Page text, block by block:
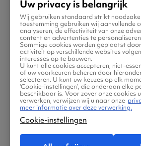
Mdina is de oude stille
ligt op een heuvel in het
middeleeuwse vestingstad
schilderachtige steegjes,
en een tijdloze sfeer. Overdag
kathedraal en musea
’s avonds bijzonder sfeervol
Marsaxlokk
Uw privacy is belangrijk
Wij gebruiken standaard strikt
toestemming gebruiken wij aanvullende
analyseren, de effectiviteit van onze
content en advertenties te
Sommige cookies worden geplaatst
activiteit op verschillende websites
interesses op te bouwen.
U kunt alle cookies accepteren, niet-
of uw voorkeuren beheren door
selecteren. U kunt uw keuzes op elk
‘Cookie-instellingen’, die onderaan elke
beschikbaar is. Voor zover onze cookies
verwerken, verwijzen wij u naar onze
meer informatie over deze verwerking.
Cookie-instellingen